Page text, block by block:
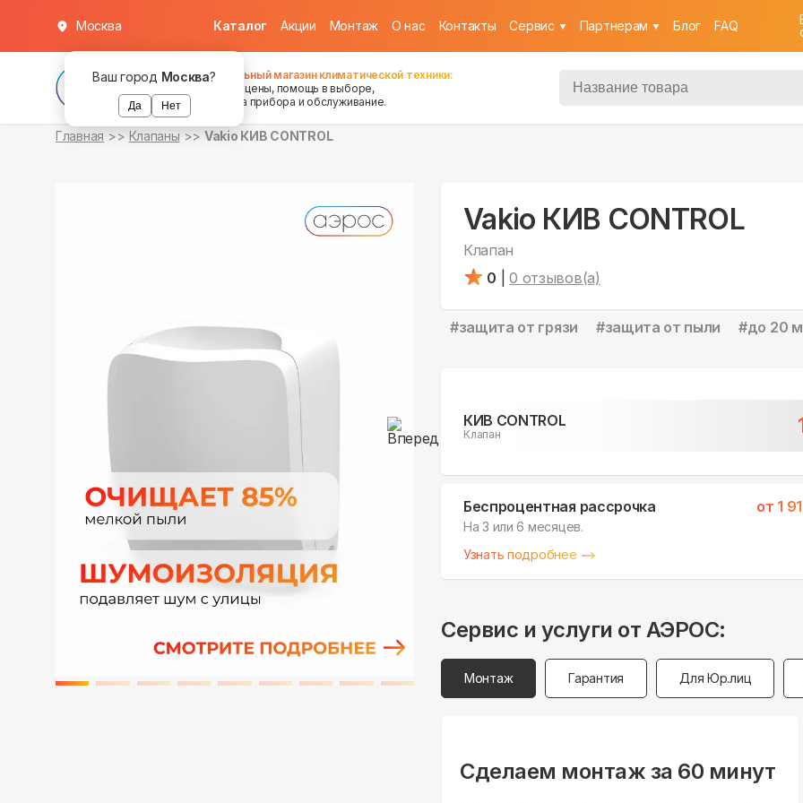
Ваш город Москва?
Да Нет
Москва Каталог Акции Монтаж О нас Контакты Cервис Партнерам Блог FAQ
Федеральный магазин климатической техники:
хорошие цены, помощь в выборе,
установка прибора и обслуживание.
Главная Клапаны Vakio КИВ CONTROL
Vakio КИВ CONTROL
Клапан
0
0 отзывов(а)
#защита от грязи #защита от пыли #до 20
КИВ CONTROL
Клапан
в наличии
Беспроцентная рассрочка от 1
На 3 или 6 месяцев.
Узнать подробнее
Сервис и услуги от АЭРОС:
Монтаж Гарантия Для Юр.лиц
Сделаем монтаж за 60 минут